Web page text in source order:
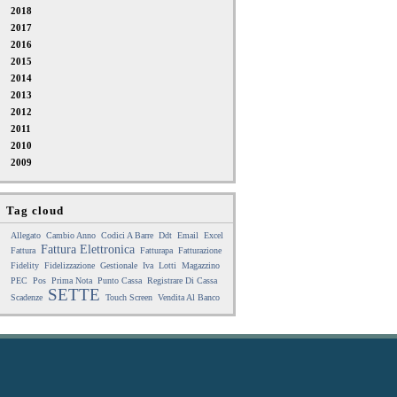
2018
2017
2016
2015
2014
2013
2012
2011
2010
2009
Tag cloud
Allegato Cambio Anno Codici A Barre Ddt Email
Excel
Fattura Fattura Elettronica Fatturapa Fatturazione
Fidelity Fidelizzazione Gestionale Iva Lotti
Magazzino
PEC
Pos Prima Nota Punto Cassa Registrare Di Cassa
Scadenze
SETTE Touch Screen Vendita Al Banco